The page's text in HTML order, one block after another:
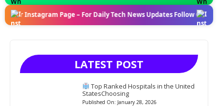
Page – For Daily Tech News Updates Follow Our
LATEST POST
Top Ranked Hospitals in the United
StatesChoosing
Published On: January 28, 2026